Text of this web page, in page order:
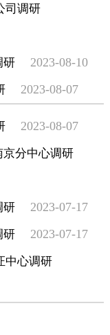
司调研
研 2023-08-10
2023-08-07
2023-08-07
分中心调研
研 2023-07-17
研 2023-07-17
中心调研